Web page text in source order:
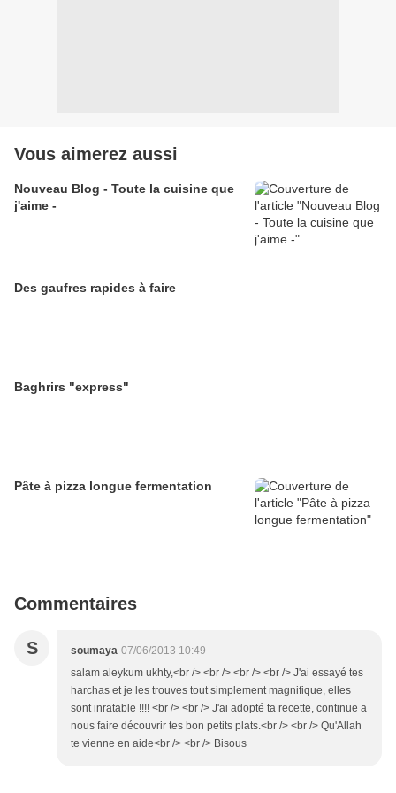
Vous aimerez aussi
Nouveau Blog - Toute la cuisine que
j'aime -
Des gaufres rapides à faire
Baghrirs "express"
Pâte à pizza longue fermentation
Commentaires
S soumaya 07/06/2013 10:49
salam aleykum ukhty,<br /> <br /> <br /> <br /> J'ai essayé tes
harchas et je les trouves tout simplement magnifique, elles
sont inratable !!!! <br /> <br /> J'ai adopté ta recette, continue a
nous faire découvrir tes bon petits plats.<br /> <br /> Qu'Allah
te vienne en aide<br /> <br /> Bisous